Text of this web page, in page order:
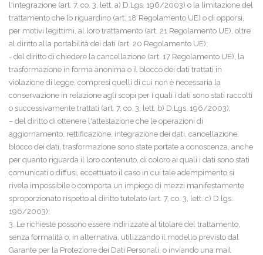
l'integrazione (art. 7, co. 3, lett. a) D.Lgs. 196/2003) o la limitazione del
trattamento che lo riguardino (art. 18 Regolamento UE) o di opporsi,
per motivi legittimi, al loro trattamento (art. 21 Regolamento UE), oltre
al diritto alla portabilità dei dati (art. 20 Regolamento UE);
- del diritto di chiedere la cancellazione (art. 17 Regolamento UE), la
trasformazione in forma anonima o il blocco dei dati trattati in
violazione di legge, compresi quelli di cui non è necessaria la
conservazione in relazione agli scopi per i quali i dati sono stati raccolti
o successivamente trattati (art. 7, co. 3, lett. b) D.Lgs. 196/2003);
– del diritto di ottenere l'attestazione che le operazioni di
aggiornamento, rettificazione, integrazione dei dati, cancellazione,
blocco dei dati, trasformazione sono state portate a conoscenza, anche
per quanto riguarda il loro contenuto, di coloro ai quali i dati sono stati
comunicati o diffusi, eccettuato il caso in cui tale adempimento si
rivela impossibile o comporta un impiego di mezzi manifestamente
sproporzionato rispetto al diritto tutelato (art. 7, co. 3, lett. c) D.lgs.
196/2003);
3. Le richieste possono essere indirizzate al titolare del trattamento,
senza formalità o, in alternativa, utilizzando il modello previsto dal
Garante per la Protezione dei Dati Personali, o inviando una mail